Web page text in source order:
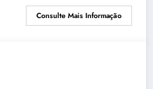
Consulte Mais Informação